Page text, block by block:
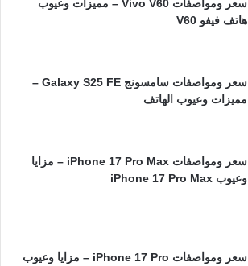
سعر ومواصفات Vivo V60 – مميزات وعيوب
هاتف فيفو V60
سعر ومواصفات سامسونج Galaxy S25 FE –
مميزات وعيوب الهاتف
سعر ومواصفات iPhone 17 Pro Max – مزايا
وعيوب iPhone 17 Pro Max
سعر ومواصفات iPhone 17 Pro – مزايا وعيوب